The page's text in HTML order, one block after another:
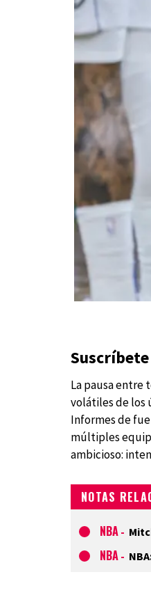
La pausa entre
volátiles de los
Informes de
múltiples
ambicioso:
NOTAS
NBA -
NBA -